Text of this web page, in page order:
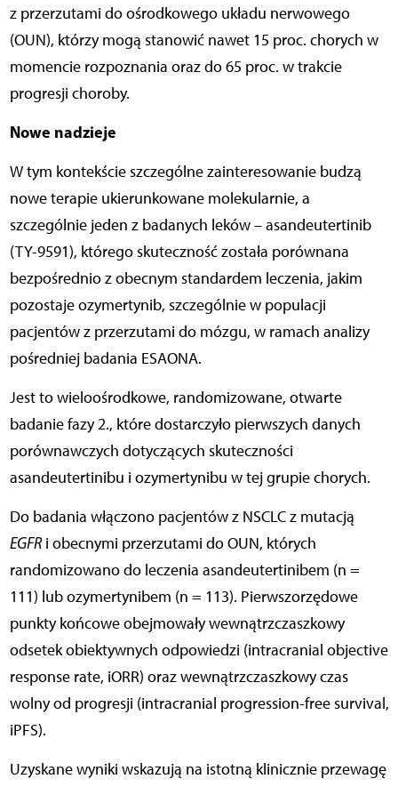
z przerzutami do ośrodkowego układu nerwowego
(OUN), którzy mogą stanowić nawet 15 proc. chorych w
momencie rozpoznania oraz do 65 proc. w trakcie
progresji choroby.
Nowe nadzieje
W tym kontekście szczególne zainteresowanie budzą
nowe terapie ukierunkowane molekularnie, a
szczególnie jeden z badanych leków – asandeutertinib
(TY-9591), którego skuteczność została porównana
bezpośrednio z obecnym standardem leczenia, jakim
pozostaje ozymertynib, szczególnie w populacji
pacjentów z przerzutami do mózgu, w ramach analizy
pośredniej badania ESAONA.
Jest to wieloośrodkowe, randomizowane, otwarte
badanie fazy 2., które dostarczyło pierwszych danych
porównawczych dotyczących skuteczności
asandeutertinibu i ozymertynibu w tej grupie chorych.
Do badania włączono pacjentów z NSCLC z mutacją
EGFRi obecnymi przerzutami do OUN, których
randomizowano do leczenia asandeutertinibem (n =
111) lub ozymertynibem (n = 113). Pierwszorzędowe
punkty końcowe obejmowały wewnątrzczaszkowy
odsetek obiektywnych odpowiedzi (intracranial objective
response rate, iORR) oraz wewnątrzczaszkowy czas
wolny od progresji (intracranial progression-free survival,
iPFS).
Uzyskane wyniki wskazują na istotną klinicznie przewagę